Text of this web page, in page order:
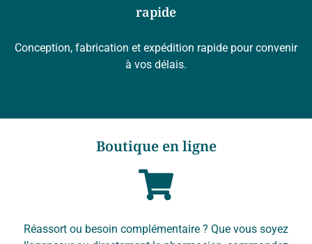
rapide
Conception, fabrication et expédition rapide pour convenir
à vos délais.
Boutique en ligne
Réassort ou besoin complémentaire ? Que vous soyez